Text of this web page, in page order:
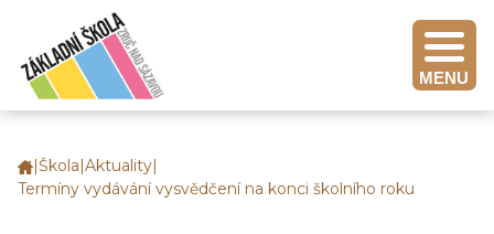
MENU
Základní
škola
Škola Aktuality
Termíny vydávání vysvědčení na konci školního roku